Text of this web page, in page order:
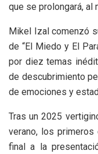
que se prolongará, al
Mikel Izal comenzó
de “El Miedo y El
por diez temas
de descubrimiento
de emociones y
Tras un 2025
verano, los
final a la